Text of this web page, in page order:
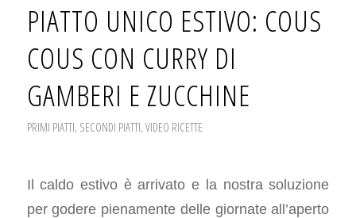
PIATTO UNICO ESTIVO: COUS
COUS CON CURRY DI
GAMBERI E ZUCCHINE
PRIMI PIATTI, SECONDI PIATTI, VIDEO RICETTE
Il caldo estivo è arrivato e la nostra soluzione
per godere pienamente delle giornate all’aperto